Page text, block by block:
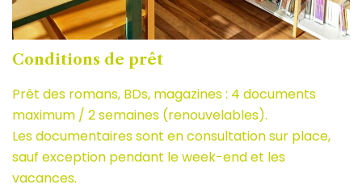
Conditions de prêt
Prêt des romans, BDs, magazines : 4 documents
maximum / 2 semaines (renouvelables).
Les documentaires sont en consultation sur place,
sauf exception pendant le week-end et les
vacances.